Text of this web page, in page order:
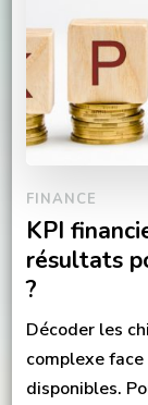
FINANCE
KPI
résultats
?
Décoder les
complexe
disponibles.